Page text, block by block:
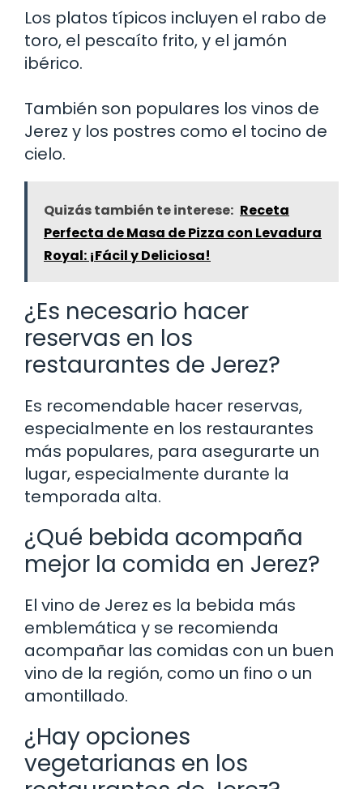
Los platos típicos incluyen el rabo de
toro, el pescaíto frito, y el jamón
ibérico.
También son populares los vinos de
Jerez y los postres como el tocino de
cielo.
Quizás también te interese: Receta
Perfecta de Masa de Pizza con Levadura
Royal: ¡Fácil y Deliciosa!
¿Es necesario hacer
reservas en los
restaurantes de Jerez?
Es recomendable hacer reservas,
especialmente en los restaurantes
más populares, para asegurarte un
lugar, especialmente durante la
temporada alta.
¿Qué bebida acompaña
mejor la comida en Jerez?
El vino de Jerez es la bebida más
emblemática y se recomienda
acompañar las comidas con un buen
vino de la región, como un fino o un
amontillado.
¿Hay opciones
vegetarianas en los